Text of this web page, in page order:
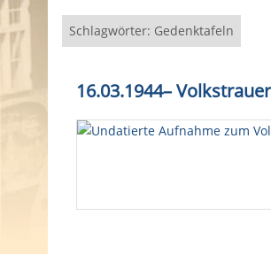
u
p
e
Schlagwörter: Gedenktafeln
16.03.1944–